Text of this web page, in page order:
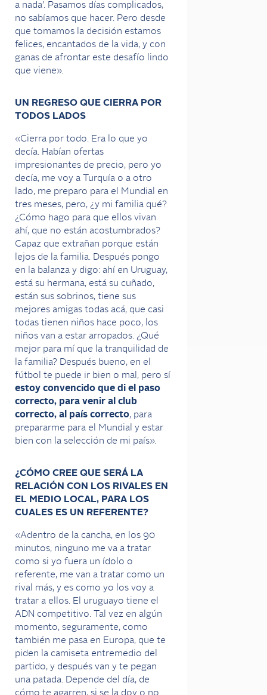
a nada’. Pasamos días complicados,
no sabíamos que hacer. Pero desde
que tomamos la decisión estamos
felices, encantados de la vida, y con
ganas de afrontar este desafío lindo
que viene».
UN REGRESO QUE CIERRA POR
TODOS LADOS
«Cierra por todo. Era lo que yo
decía. Habían ofertas
impresionantes de precio, pero yo
decía, me voy a Turquía o a otro
lado, me preparo para el Mundial en
tres meses, pero, ¿y mi familia qué?
¿Cómo hago para que ellos vivan
ahí, que no están acostumbrados?
Capaz que extrañan porque están
lejos de la familia. Después pongo
en la balanza y digo: ahí en Uruguay,
está su hermana, está su cuñado,
están sus sobrinos, tiene sus
mejores amigas todas acá, que casi
todas tienen niños hace poco, los
niños van a estar arropados. ¿Qué
mejor para mí que la tranquilidad de
la familia? Después bueno, en el
fútbol te puede ir bien o mal, pero sí
estoy convencido que di el paso
correcto, para venir al club
correcto, al país correcto, para
prepararme para el Mundial y estar
bien con la selección de mi país».
¿CÓMO CREE QUE SERÁ LA
RELACIÓN CON LOS RIVALES EN
EL MEDIO LOCAL, PARA LOS
CUALES ES UN REFERENTE?
«Adentro de la cancha, en los 90
minutos, ninguno me va a tratar
como si yo fuera un ídolo o
referente, me van a tratar como un
rival más, y es como yo los voy a
tratar a ellos. El uruguayo tiene el
ADN competitivo. Tal vez en algún
momento, seguramente, como
también me pasa en Europa, que te
piden la camiseta entremedio del
partido, y después van y te pegan
una patada. Depende del día, de